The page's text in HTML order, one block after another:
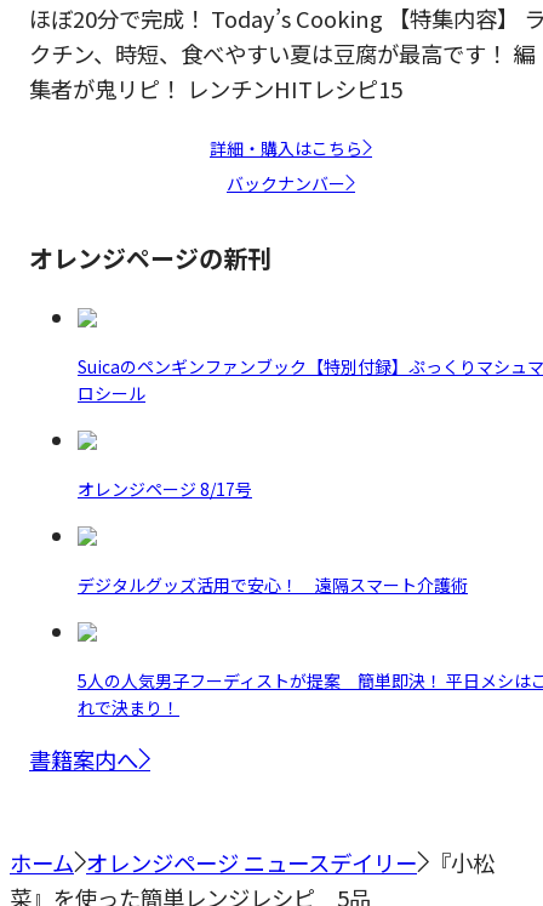
ほぼ20分で完成！ Today’s Cooking 【特集内容】
クチン、時短、食べやすい夏は豆腐が最高です！ 編
集者が鬼リピ！ レンチンHITレシピ15
詳細・購入はこちら
バックナンバー
オレンジページの新刊
Suicaのペンギンファンブック【特別付録】ぷっくりマシュマ
ロシール
オレンジページ 8/17号
デジタルグッズ活用で安心！ 遠隔スマート介護術
5人の人気男子フーディストが提案 簡単即決！ 平日メシは
れで決まり！
書籍案内へ
ホーム オレンジページ ニュースデイリー
『小松
菜』を使った簡単レンジレシピ 5品